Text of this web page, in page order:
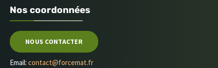
Nos coordonnées
NOUS CONTACTER
Email: contact@forcemat.fr